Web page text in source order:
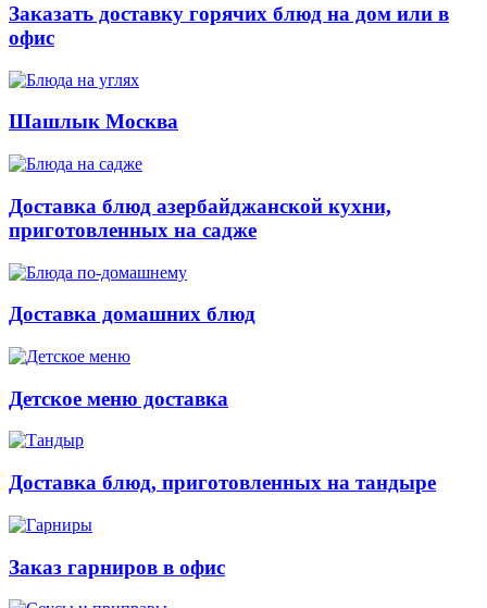
Заказать доставку горячих блюд на дом или в
офис
Шашлык Москва
Доставка блюд азербайджанской кухни,
приготовленных на садже
Доставка домашних блюд
Детское меню доставка
Доставка блюд, приготовленных на тандыре
Заказ гарниров в офис